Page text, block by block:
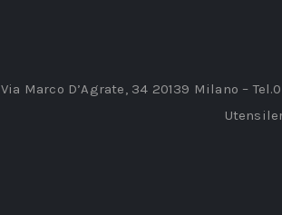
Via Marco D’Agrate, 34 20139 Milano –